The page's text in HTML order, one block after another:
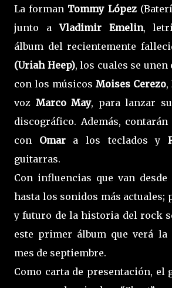
La forman Tommy López
junto aVladimir Emelin,
álbum del recientemente
(Uriah Heep), los cuales se unen
con los músicos Moises Cerezo,
voz Marco May, para lanzar
discográfico. Además,
con Omar a los teclados y
guitarras.
Con influencias que van
hasta los sonidos más actuales;
y futuro de la historia del rock
este primer álbum que verá
mes de septiembre.
Como carta de presentación, el